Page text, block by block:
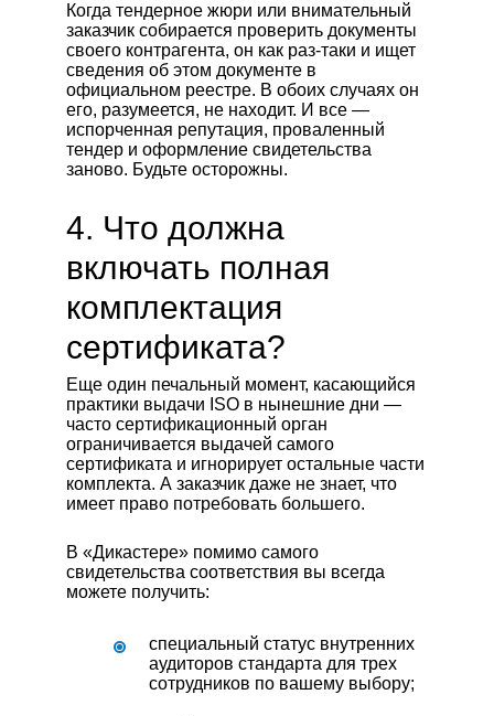
Когда тендерное жюри или внимательный
заказчик собирается проверить документы
своего контрагента, он как раз-таки и ищет
сведения об этом документе в
официальном реестре. В обоих случаях он
его, разумеется, не находит. И все —
испорченная репутация, проваленный
тендер и оформление свидетельства
заново. Будьте осторожны.
4. Что должна
включать полная
комплектация
сертификата?
Еще один печальный момент, касающийся
практики выдачи ISO в нынешние дни —
часто сертификационный орган
ограничивается выдачей самого
сертификата и игнорирует остальные части
комплекта. А заказчик даже не знает, что
имеет право потребовать большего.
В «Дикастере» помимо самого
свидетельства соответствия вы всегда
можете получить:
специальный статус внутренних
аудиторов стандарта для трех
сотрудников по вашему выбору;